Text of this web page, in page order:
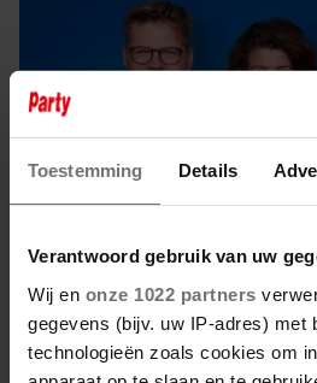
Toestemming Details
Verantwoord gebruik van uw
Wij en onze 1022 partners
gegevens (bijv. uw IP-adres) met
technologieën zoals cookies om
17 maart 2026